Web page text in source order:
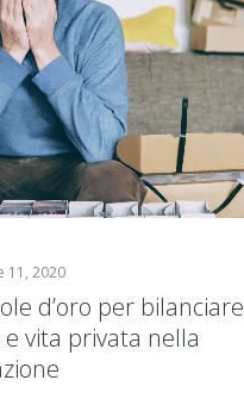
11, 2020
d’oro per bilanciare
e vita privata nella